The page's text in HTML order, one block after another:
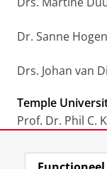
Dr. Sanne
Drs. Johan van
Temple
Prof. Dr. Phil C.
Laatst gewijzigd: